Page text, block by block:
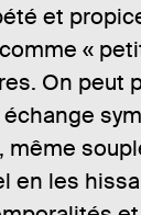
et
«
On peut
en les